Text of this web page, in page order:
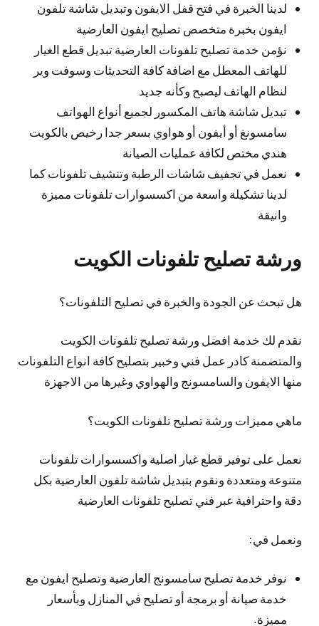
لدينا الخبرة في فتح قفل الايفون وتبديل شاشة تلفون
ايفون بخبرة متخصص تصليح ايفون العارضية
نؤمن خدمة تصليح تلفونات العارضية تبديل قطع الغيار
للهاتف المعطل مع اضافة كافة التحديثات وسوفت وير
لنظام الهاتف ليصبح وكأنه جديد
تبديل شاشة هاتف المكسور لجميع أنواع الهواتف
سامسونغ أو أيفون أو هواوي بسعر جدا رخيص بالكويت
هندي مختص لكافة عمليات الصيانة
نعمل في تجفيف شاشات الرطبة وتنشيف تلفونات كما
لدينا تشكيلة واسعة من اكسسوارات تلفونات مميزة
وانيقة
ورشة تصليح تلفونات الكويت
هل تبحث عن الجودة والخبرة في تصليح التلفونات؟
نقدم لك خدمة افضل ورشة تصليح تلفونات الكويت
والمتضمنة كادر عمل فني وخبير بتصليح كافة انواع التلفونات
منها الايفون والسامسونج والهواوي وغيرها من الاجهزة
ماهي مميزات ورشة تصليح تلفونات الكويت؟
نعمل على توفير قطع غيار اصلية واكسسوارات تلفونات
متنوعة ومتعددة ونقوم بتبديل شاشة تلفون العارضية بكل
دقة واحترافية عبر فني تصليح تلفونات العارضية
ونعمل في:
نوفر خدمة تصليح سامسونج العارضية وتصليح ايفون مع
خدمة صيانة أو برمجة أو تصليح في المنازل وبأسعار
مميزة.